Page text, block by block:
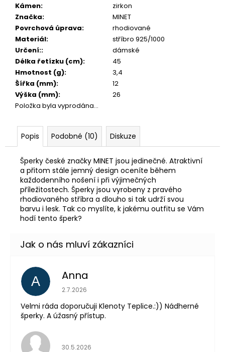
Kámen:
zirkon
Značka:
MINET
Povrchová úprava:
rhodiované
Materiál:
stříbro 925/1000
Určení::
dámské
Délka řetízku (cm):
45
Hmotnost (g):
3,4
Šířka (mm):
12
Výška (mm):
26
Položka byla vyprodána…
Popis Podobné (10) Diskuze
Šperky české značky MINET jsou jedinečné. Atraktivní
a přitom stále jemný design oceníte během
každodenního nošení i při výjimečných
příležitostech. Šperky jsou vyrobeny z pravého
rhodiovaného stříbra a dlouho si tak udrží svou
barvu i lesk. Tak co myslíte, k jakému outfitu se Vám
hodí tento šperk?
A Anna
Hodnocení obchodu je 5 z 5 hvězdiček.
2.7.2026
Velmi ráda doporučuji Klenoty Teplice.:)) Nádherné
šperky. A úžasný přístup.
Hodnocení obchodu je 5 z 5 hvězdiček.
30.5.2026